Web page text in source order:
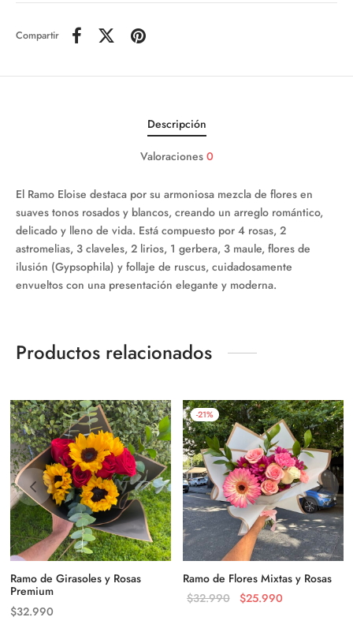
Compartir
Descripción
Valoraciones 0
El Ramo Eloise destaca por su armoniosa mezcla de flores en
suaves tonos rosados y blancos, creando un arreglo romántico,
delicado y lleno de vida. Está compuesto por 4 rosas, 2
astromelias, 3 claveles, 2 lirios, 1 gerbera, 3 maule, flores de
ilusión (Gypsophila) y follaje de ruscus, cuidadosamente
envueltos con una presentación elegante y moderna.
Productos relacionados
Ramo de Girasoles y Rosas
Premium
$32.990
-21%
Ramo de Flores Mixtas y Rosas
$32.990
El precio
$25.990